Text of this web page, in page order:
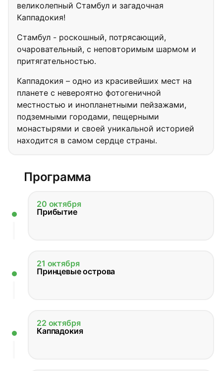
великолепный Стамбул и загадочная
Каппадокия!
Стамбул - роскошный, потрясающий,
очаровательный, с неповторимым шармом и
притягательностью.
Каппадокия – одно из красивейших мест на
планете с невероятно фотогеничной
местностью и инопланетными пейзажами,
подземными городами, пещерными
монастырями и своей уникальной историей
находится в самом сердце страны.
Программа
20 октября
Прибытие
21 октября
Принцевые острова
22 октября
Каппадокия